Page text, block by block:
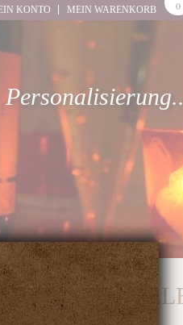
0
MEIN WARENKORB
KONTO
LA